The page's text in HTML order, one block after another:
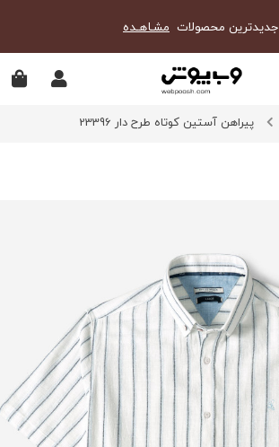
جدیدترین محصولات مشـاهـده
پیراهن آستین کوتاه طرح دار 23396